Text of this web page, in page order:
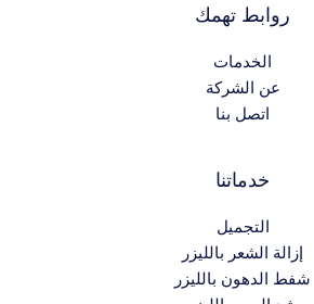
روابط تهمك
الخدمات
عن الشركة
اتصل بنا
خدماتنا
التجميل
إزالة الشعر بالليزر
شفط الدهون بالليزر